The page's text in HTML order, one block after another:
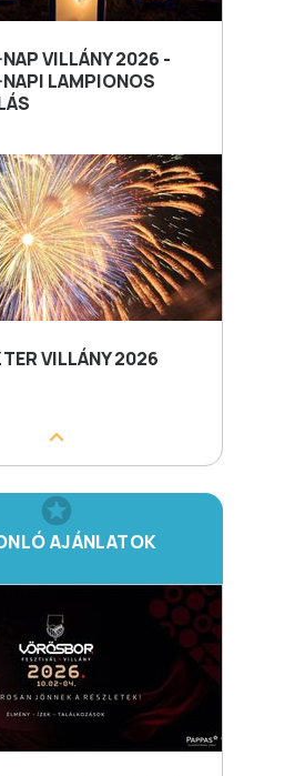
VILLÁNY 2026 -
LAMPIONOS
VILLÁNY 2026
AJÁNLATOK